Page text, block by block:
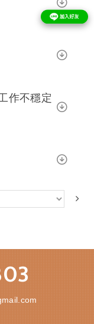
作不穩定